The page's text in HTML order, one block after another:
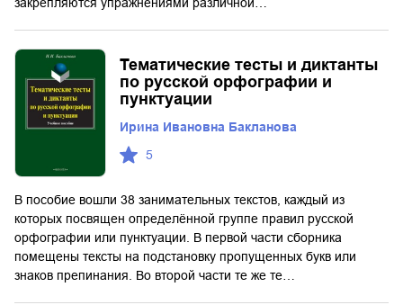
закрепляются упражнениями различной…
Тематические тесты и диктанты
по русской орфографии и
пунктуации
Ирина Ивановна Бакланова
5
В пособие вошли 38 занимательных текстов, каждый из
которых посвящен определённой группе правил русской
орфографии или пунктуации. В первой части сборника
помещены тексты на подстановку пропущенных букв или
знаков препинания. Во второй части те же те…